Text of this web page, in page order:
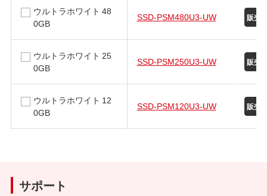
ウルトラホワイト 48
0GB
SSD-PSM480U3-UW
ウルトラホワイト 25
0GB
SSD-PSM250U3-UW
ウルトラホワイト 12
0GB
SSD-PSM120U3-UW
サポート